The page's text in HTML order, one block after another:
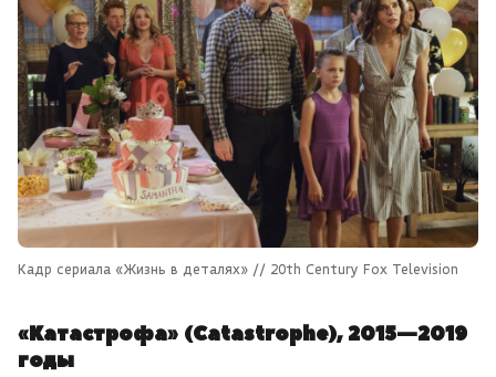
Кадр сериала «Жизнь в деталях» // 20th Century Fox Television
«Катастрофа» (Catastrophe), 2015—2019
годы